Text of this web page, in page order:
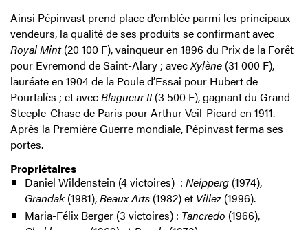
Ainsi Pépinvast prend place d’emblée parmi les principaux
vendeurs, la qualité de ses produits se confirmant avec
Royal Mint(20 100 F), vainqueur en 1896 du Prix de la Forêt
pour Evremond de Saint-Alary ; avecXylène (31 000 F),
lauréate en 1904 de la Poule d’Essai pour Hubert de
Pourtalès ; et avecBlagueur II(3 500 F), gagnant du Grand
Steeple-Chase de Paris pour Arthur Veil-Picard en 1911.
Après la Première Guerre mondiale, Pépinvast ferma ses
portes.
Propriétaires
Daniel Wildenstein (4 victoires) : Neipperg (1974),
Grandak(1981),Beaux Arts(1982) et Villez(1996).
Maria-Félix Berger (3 victoires) : Tancredo (1966),